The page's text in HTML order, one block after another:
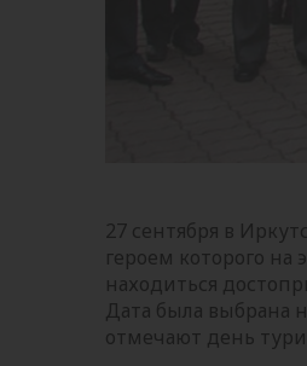
27 сентября в
героем которого на
находиться
Дата была выбрана
отмечают день